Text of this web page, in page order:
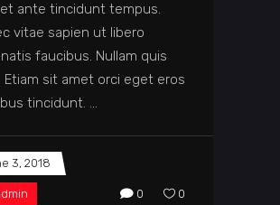
ante tincidunt tempus.
vitae sapien ut libero
faucibus. Nullam quis
Etiam sit amet orci eget eros
tincidunt.
3, 2018
0 0